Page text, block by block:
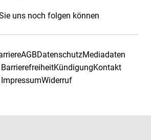
uns noch folgen können
AGBDatenschutzMediadaten
KündigungKontakt
ImpressumWiderruf